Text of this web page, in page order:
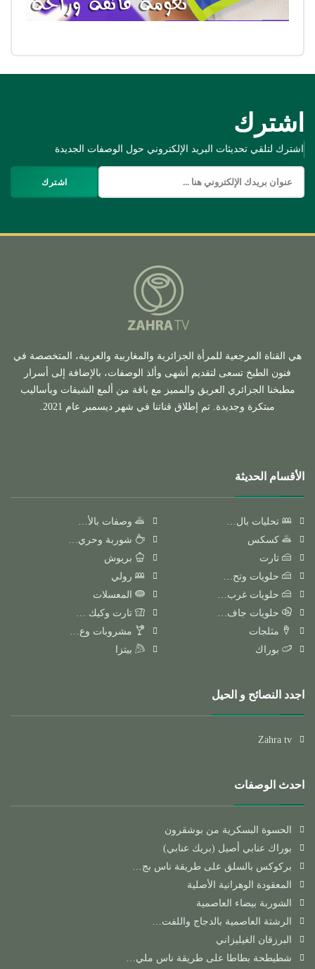
اشترك
اشترك لتلقي تحديثات البريد الإلكتروني حول الوصفات الجديدة
اشترك
هي القناة المرجعية للمرأة الجزائرية والمغاربية والعربية، المتخصصة في
فنون الطبخ تسعى لتقديم أشهى وألذ الوصفات، بالإضافة إلى أسرار
مطبخنا الجزائري العريق والمميز مع باقة من ألمع الشيفات وبأساليب
مبتكرة وجديدة. تم إطلاق قناتنا في شهر ديسمبر عام 2021.
الأقسام الحديثة
وصفات بالأ…
تحليات بال…
شوربة وحري…
كسكس
بريوش
تارت
رولي
حلويات وتح…
المعسلات
حلويات غرب…
تارت وكيك …
حلويات جاف…
مشروبات وع…
مثلجات
بيتزا
بوراك
اجدد النصائح و الحيل
Zahra tv
احدث الوصفات
الحسوة البسكرية من بوشقرون
بوراك عنابي أصيل (بريك عنابي)
بركوكس بالسلق على طريقة ناس بج…
المعقودة الوهرانية الأصلية
الشوربة بيضاء العاصمية
الرشتة العاصمية بالدجاج واللفت…
البرزقان الغيليزاني
شطيطحة بطاطا على طريقة ناس ملي…